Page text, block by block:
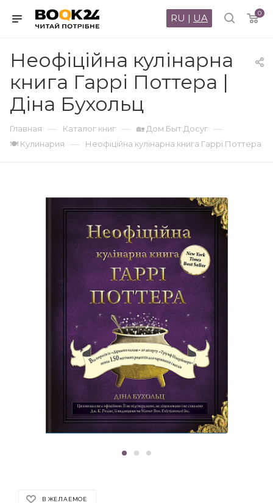
0
RU | UA
Неофіційна кулінарна
книга Гаррі Поттера |
Діна Бухольц
Главная — Каталог книг — 🏡 Дом.Быт.Досуг —
🍽 Кулинария — Неофіційна кулінарна книга Гаррі Поттера
В ЖЕЛАЕМОЕ